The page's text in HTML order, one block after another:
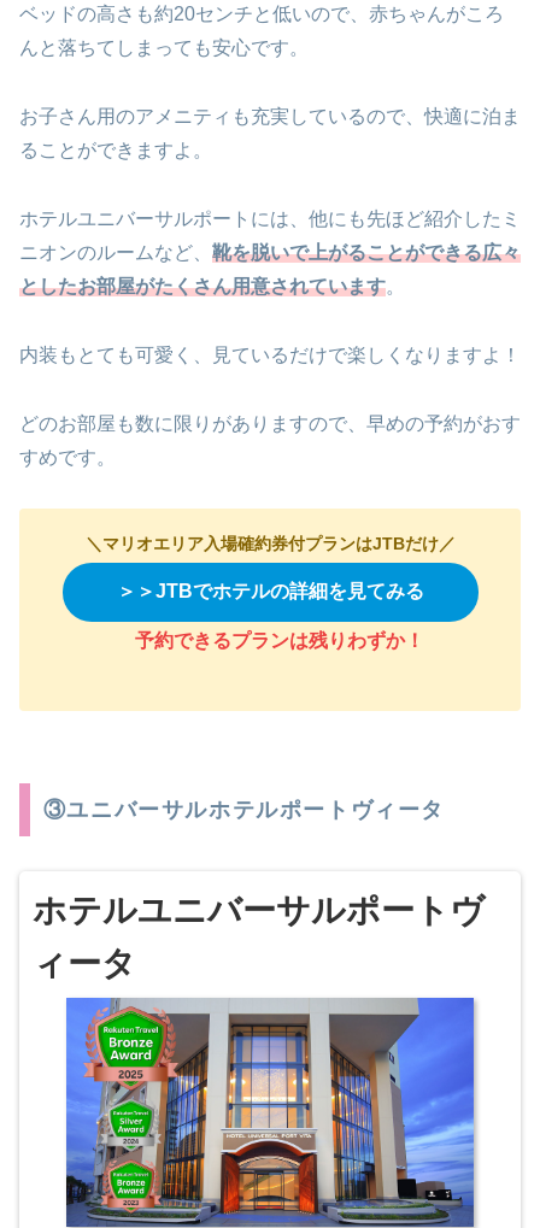
ベッドの高さも約20センチと低いので、赤ちゃんがころ
んと落ちてしまっても安心です。
お子さん用のアメニティも充実しているので、快適に泊ま
ることができますよ。
ホテルユニバーサルポートには、他にも先ほど紹介したミ
ニオンのルームなど、 靴を脱いで上がることができる広々
としたお部屋がたくさん用意されています。
内装もとても可愛く、見ているだけで楽しくなりますよ！
どのお部屋も数に限りがありますので、早めの予約がおす
すめです。
＼マリオエリア入場確約券付プランはJTBだけ／
＞＞JTBでホテルの詳細を見てみる
予約できるプランは残りわずか！
③ユニバーサルホテルポートヴィータ
ホテルユニバーサルポートヴ
ィータ